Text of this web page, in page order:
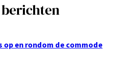
op en rondom de commode